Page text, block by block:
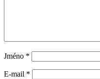
Jméno *
E-mail *